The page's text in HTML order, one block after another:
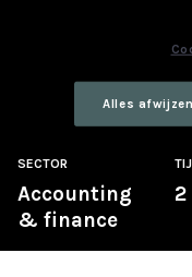
Ik schrijf me in
SECTOR
Accounting
& finance
2
Alles afwijzen